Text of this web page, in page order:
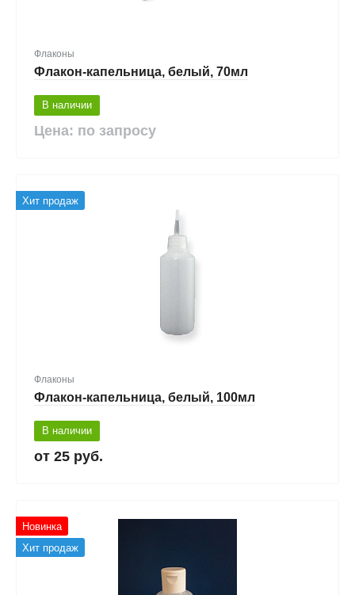
Флаконы
Флакон-капельница, белый, 70мл
В наличии
Цена: по запросу
Хит продаж
Флаконы
Флакон-капельница, белый, 100мл
В наличии
25 руб.
Новинка
Хит продаж